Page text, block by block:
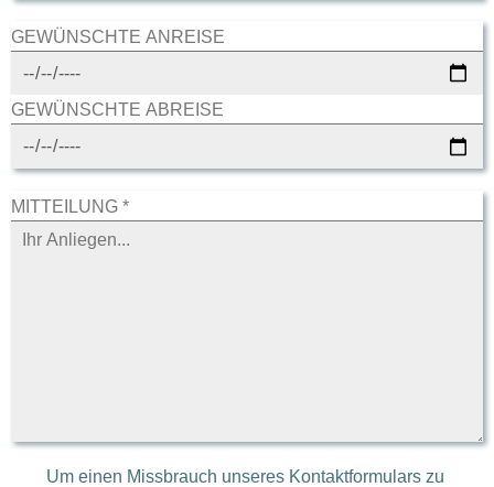
GEWÜNSCHTE ANREISE
GEWÜNSCHTE ABREISE
MITTEILUNG *
Um einen Missbrauch unseres Kontaktformulars zu